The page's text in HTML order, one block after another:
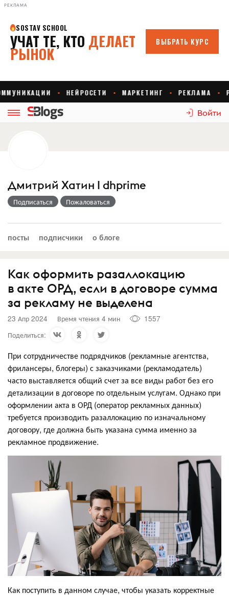
РЕКЛАМА
Войти
Дмитрий Хатин I dhprime
Подписаться Пожаловаться
посты подписчики о блоге
Как оформить разаллокацию
в акте ОРД, если в договоре сумма
за рекламу не выделена
23 Апр 2024 Время чтения 4 мин
1557
Поделиться:
При сотрудничестве подрядчиков (рекламные агентства,
фрилансеры, блогеры) с заказчиками (рекламодатель)
часто выставляется общий счет за все виды работ без его
детализации в договоре по отдельным услугам. Однако при
оформлении акта в ОРД (оператор рекламных данных)
требуется производить разаллокацию по изначальному
договору, где должна быть указана сумма именно за
рекламное продвижение.
Как поступить в данном случае, чтобы указать корректные